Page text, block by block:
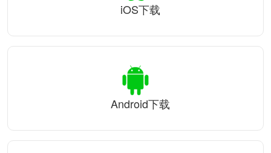
iOS下载
Android下载